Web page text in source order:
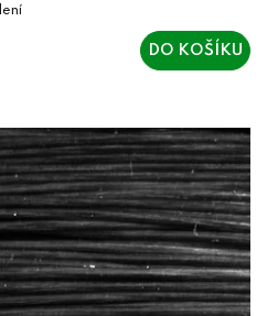
DO KOŠÍKU